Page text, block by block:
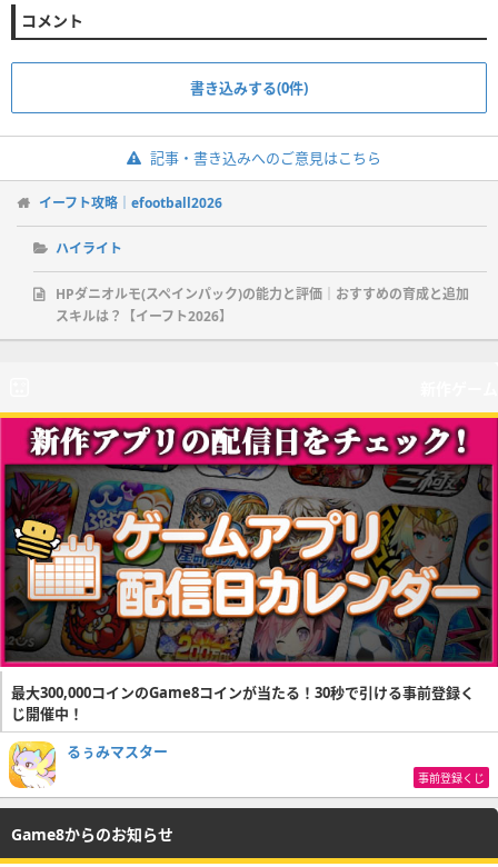
コメント
書き込みする(0件)
記事・書き込みへのご意見はこちら
イーフト攻略｜efootball2026
ハイライト
HPダニオルモ(スペインパック)の能力と評価｜おすすめの育成と追加
スキルは？【イーフト2026】
最大300,000コインのGame8コインが当たる！30秒で引ける事前登録く
じ開催中！
るぅみマスター
事前登録くじ
Game8からのお知らせ